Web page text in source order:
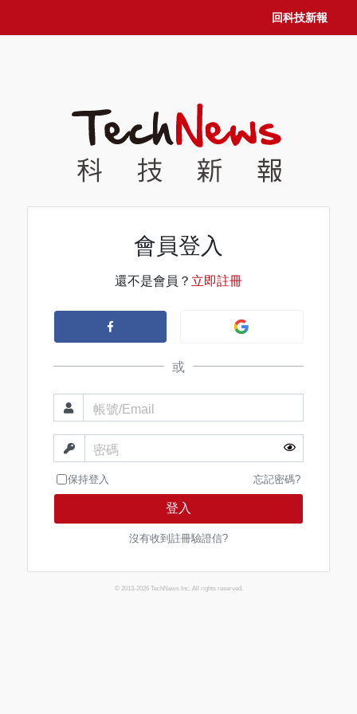
回科技新報
會員登入
還不是會員？ 立即註冊
或
帳號/Email
密碼
保持登入 忘記密碼?
登入
沒有收到註冊驗證信?
© 2013-2026 TechNews Inc. All rights reserved.